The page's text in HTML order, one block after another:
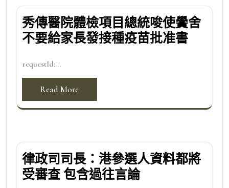
秀傳醫院體檢項目總統唆使黌舍
不要給家長發接種疫苗批准書
requestId:...
Read More
律政司司長：港參選人資料都將
受審查 包含過往言論